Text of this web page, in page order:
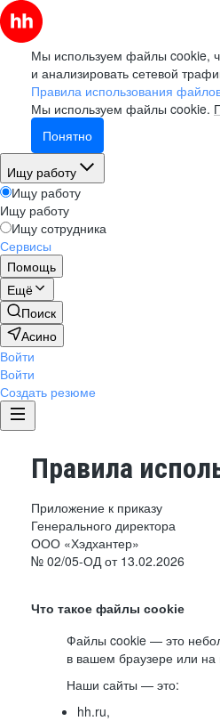
Мы используем файлы cookie,
и анализировать сетевой
Правила использования
Мы используем файлы cookie.
Понятно
Ищу работу
Ищу работу
Ищу работу
Ищу сотрудника
Сервисы
Помощь
Ещё
Поиск
Асино
Войти
Войти
Создать резюме
Правила
Приложение к приказу
Генерального директора
ООО «Хэдхантер»
№ 02/05-ОД от 13.02.2026
Что такое файлы cookie
Файлы cookie — это
в вашем браузере или на
Наши сайты — это:
hh.ru,